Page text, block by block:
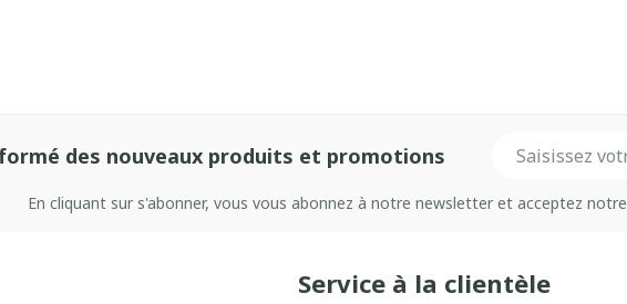
des nouveaux produits et promotions
En cliquant sur s'abonner, vous vous abonnez à notre newsletter et acceptez notre
Service à la clientèle